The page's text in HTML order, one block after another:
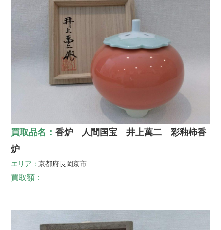
買取品名：香炉 人間国宝 井上萬二 彩釉柿香
炉
エリア：京都府長岡京市
買取額：